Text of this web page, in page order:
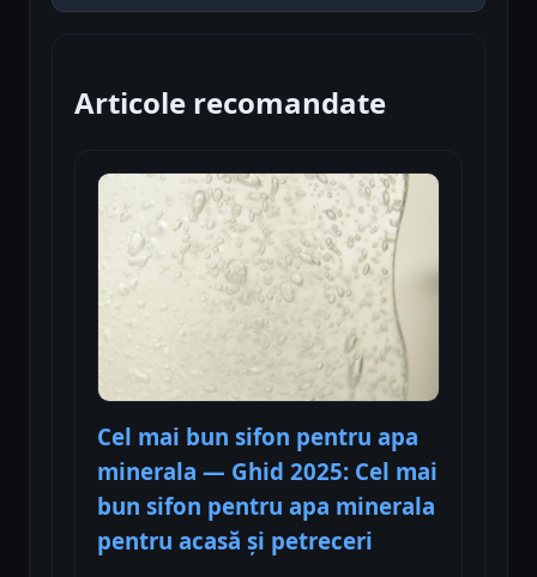
Articole recomandate
Cel mai bun sifon pentru apa
minerala — Ghid 2025: Cel mai
bun sifon pentru apa minerala
pentru acasă și petreceri